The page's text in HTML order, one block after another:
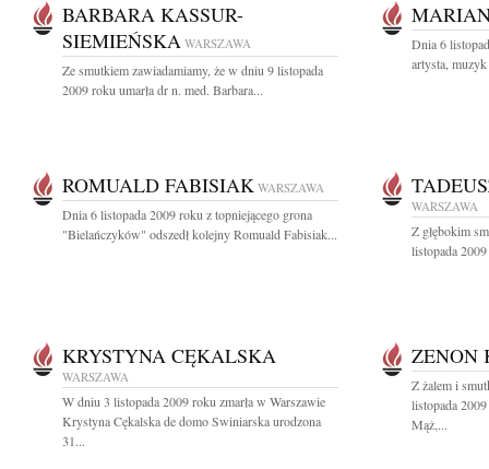
BARBARA KASSUR-
SIEMIEŃSKA WARSZAWA
Ze smutkiem zawiadamiamy, że w dniu 9 listopada
2009 roku umarła dr n. med. Barbara...
Dnia 6
artysta,
ROMUALD FABISIAK WARSZAWA
Dnia 6 listopada 2009 roku z topniejącego grona
"Bielańczyków" odszedł kolejny Romuald Fabisiak...
WARSZAWA
Z głębokim
listopada
KRYSTYNA CĘKALSKA
WARSZAWA
W dniu 3 listopada 2009 roku zmarła w Warszawie
Krystyna Cękalska de domo Swiniarska urodzona
31...
ZENON
Z żalem i
listopada
Mąż,...